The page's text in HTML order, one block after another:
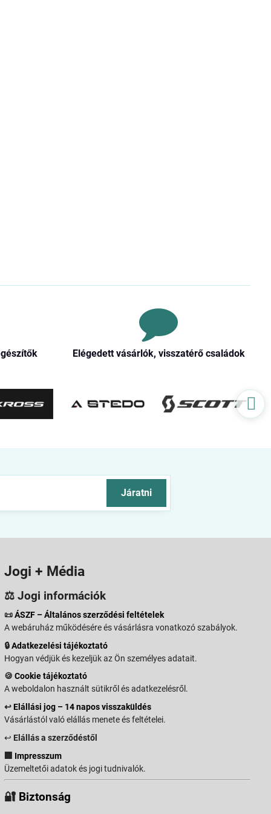
Elégedett vásárlók, visszatérő családok
Járatni
Jogi + Média
⚖️ Jogi információk
📜ÁSZF – Általános szerződési feltételek
A webáruház működésére és vásárlásra vonatkozó szabályok.
🔒Adatkezelési tájékoztató
Hogyan védjük és kezeljük az Ön személyes adatait.
🍪Cookie tájékoztató
A weboldalon használt sütikről és adatkezelésről.
↩️Elállási jog – 14 napos visszaküldés
Vásárlástól való elállás menete és feltételei.
↩️ Elállás a szerződéstől
Impresszum
Üzemeltetői adatok és jogi tudnivalók.
🔐 Biztonság